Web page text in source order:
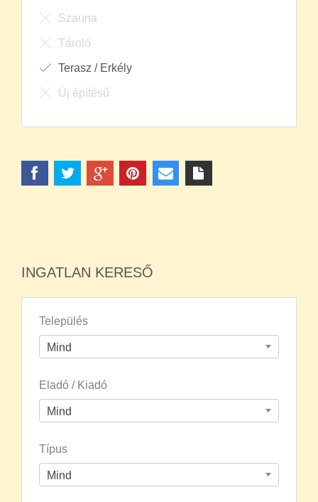
Szauna
Tároló
Terasz / Erkély
Új építésű
INGATLAN KERESŐ
Település
Mind
Eladó / Kiadó
Mind
Típus
Mind